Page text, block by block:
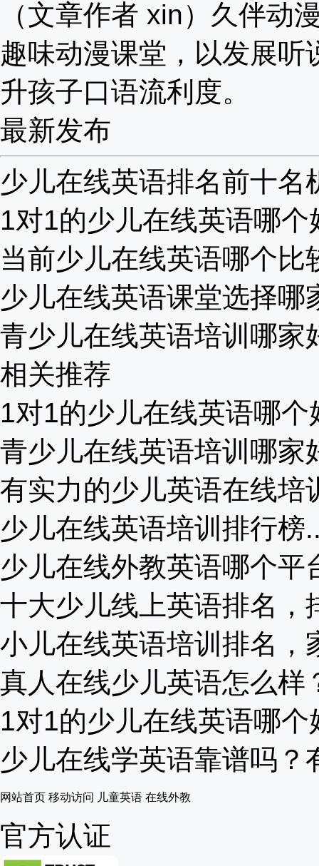
（文章作者 xin）久伴动
趣味动漫课堂，以发展
升孩子口语流利度。
最新发布
少儿在线英语排名前十名
1对1的少儿在线英语哪个
当前少儿在线英语哪个比
少儿在线英语课堂选择哪
青少儿在线英语培训哪家
相关推荐
1对1的少儿在线英语哪个
青少儿在线英语培训哪家
有实力的少儿英语在线培
少儿在线英语培训排行榜
少儿在线外教英语哪个平
十大少儿线上英语排名，
小儿在线英语培训排名，
真人在线少儿英语怎么样
1对1的少儿在线英语哪个
少儿在线学英语靠谱吗？
网站首页 移动访问 儿童英语 在线外教
官方认证